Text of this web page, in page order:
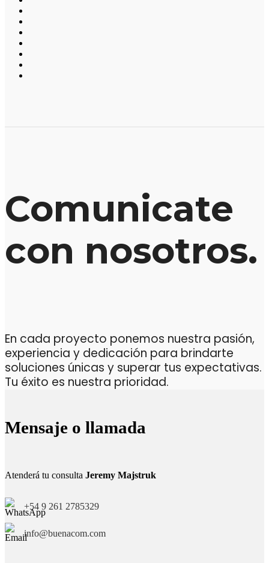
Comunicate
con nosotros.
En cada proyecto ponemos nuestra pasión,
experiencia y dedicación para brindarte
soluciones únicas y superar tus expectativas.
Tu éxito es nuestra prioridad.
Mensaje o llamada
Atenderá tu consulta Jeremy Majstruk
+54 9 261 2785329
info@buenacom.com